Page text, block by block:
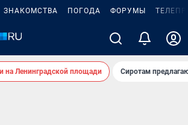
ЗНАКОМСТВА ПОГОДА ФОРУМЫ
на Ленинградской площади Сиротам